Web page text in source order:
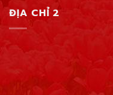
ĐỊA CHỈ 2